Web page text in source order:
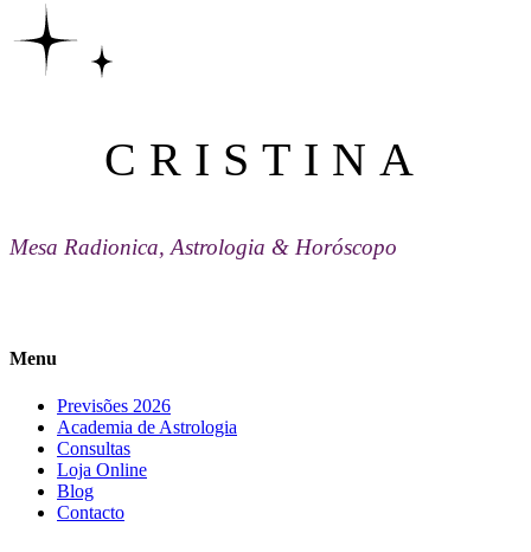
CRISTINA
Mesa Radionica, Astrologia & Horóscopo
Menu
Previsões 2026
Academia de Astrologia
Consultas
Loja Online
Blog
Contacto